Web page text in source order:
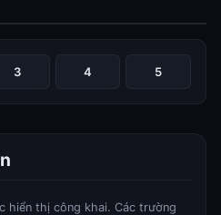
3 4 5
hiển thị công khai. Các trường